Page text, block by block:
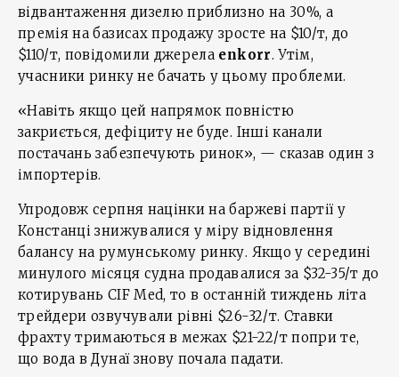
відвантаження дизелю приблизно на 30%, а
премія на базисах продажу зросте на $10/т, до
$110/т, повідомили джерела enkorr. Утім,
учасники ринку не бачать у цьому проблеми.
«Навіть якщо цей напрямок повністю
закриється, дефіциту не буде. Інші канали
постачань забезпечують ринок», — сказав один з
імпортерів.
Упродовж серпня націнки на баржеві партії у
Констанці знижувалися у міру відновлення
балансу на румунському ринку. Якщо у середині
минулого місяця судна продавалися за $32-35/т до
котирувань CIF Med, то в останній тиждень літа
трейдери озвучували рівні $26-32/т. Ставки
фрахту тримаються в межах $21-22/т попри те,
що вода в Дунаї знову почала падати.